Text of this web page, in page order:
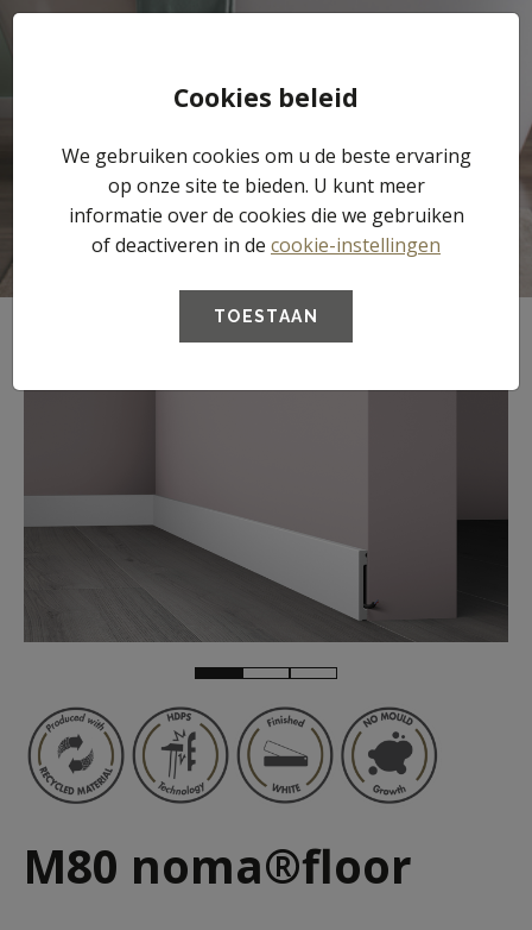
Plinten
M80 noma®floor
Cookies beleid
We gebruiken cookies om u de beste ervaring
op onze site te bieden. U kunt meer
informatie over de cookies die we gebruiken
of deactiveren in de cookie-instellingen
TOESTAAN